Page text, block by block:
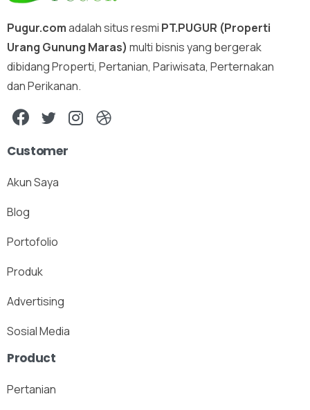
Pugur.comadalah situs resmi PT.PUGUR (Properti
Urang Gunung Maras) multi bisnis yang bergerak
dibidang Properti, Pertanian, Pariwisata, Perternakan
dan Perikanan.
Customer
Akun Saya
Blog
Portofolio
Produk
Advertising
Sosial Media
Product
Pertanian